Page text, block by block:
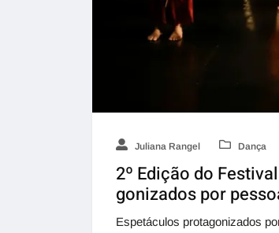
Juliana Rangel Dança
2º Edição do
gonizados por
Espetáculos protagonizados